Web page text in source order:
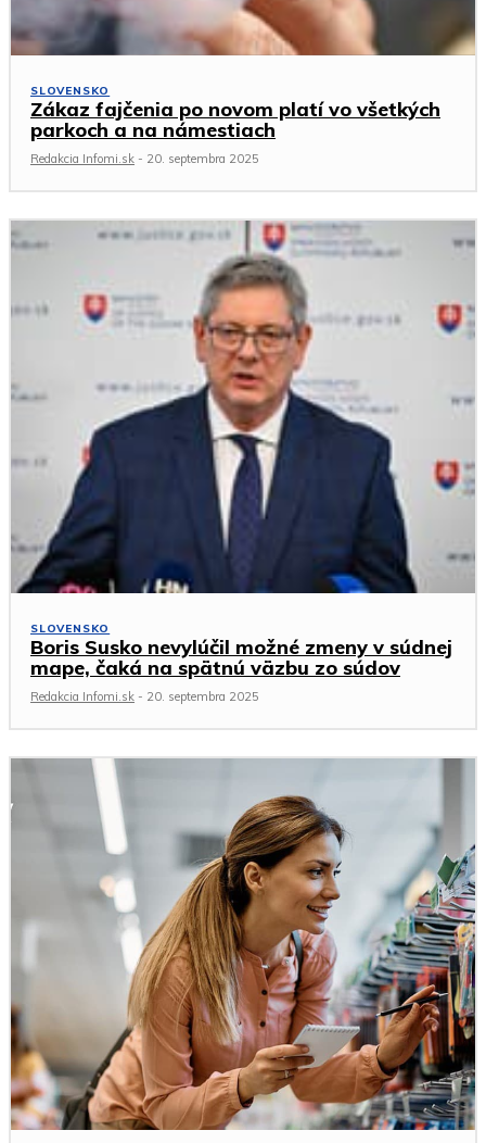
SLOVENSKO
Zákaz fajčenia po novom platí vo všetkých
parkoch a na námestiach
Redakcia Infomi.sk - 20. septembra 2025
SLOVENSKO
Boris Susko nevylúčil možné zmeny v súdnej
mape, čaká na spätnú väzbu zo súdov
Redakcia Infomi.sk - 20. septembra 2025